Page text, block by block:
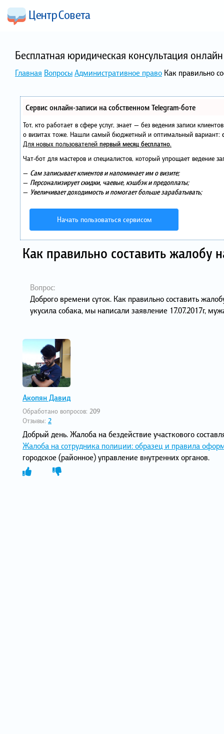
Бесплатная юридическая консультация
Главная ВопросыАдминистративное право Как правильно
Сервис онлайн-записи на собственном Telegram-боте
Тот, кто работает в сфере услуг, знает — без ведения записи
о визитах тоже. Нашли самый бюджетный и оптимальный вариант:
Для новых пользователей первый месяц бесплатно.
Чат-бот для мастеров и специалистов, который упрощает ведение
— Сам записывает клиентов и напоминает им о визите;
— Персонализирует скидки, чаевые, кэшбэк и предоплаты;
— Увеличивает доходимость и помогает больше зарабатывать;
Начать пользоваться сервисом
Как правильно составить жалобу
Вопрос:
Доброго времени суток. Как правильно составить
укусила собака, мы написали заявление 17.07.2017г,
Акопян Давид
Обработано вопросов: 209
Отзывы: 2
Добрый день. Жалоба на бездействие участкового
Жалоба на сотрудника полиции: образец и правила
городское (районное) управление внутренних органов.